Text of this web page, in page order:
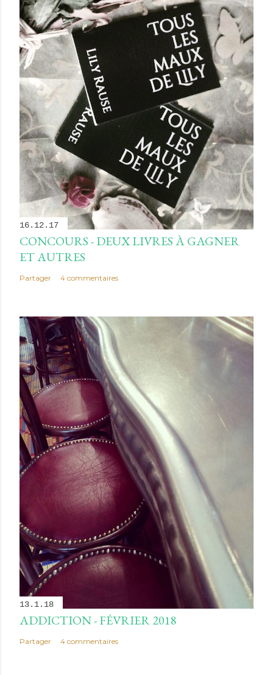
16.12.17
CONCOURS - DEUX LIVRES À GAGNER
ET AUTRES
Partager 4 commentaires
13.1.18
ADDICTION - FÉVRIER 2018
Partager 4 commentaires